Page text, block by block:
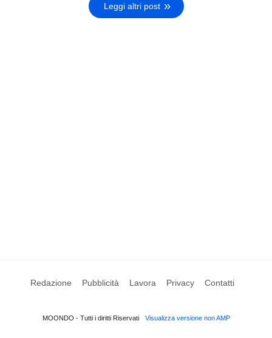
Leggi altri post
Redazione Pubblicità Lavora Privacy Contatti
MOONDO - Tutti i diritti Riservati Visualizza versione non AMP